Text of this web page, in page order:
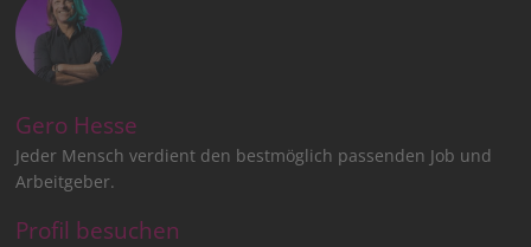
Gero Hesse
Jeder Mensch verdient den bestmöglich passenden Job und
Arbeitgeber.
Profil besuchen